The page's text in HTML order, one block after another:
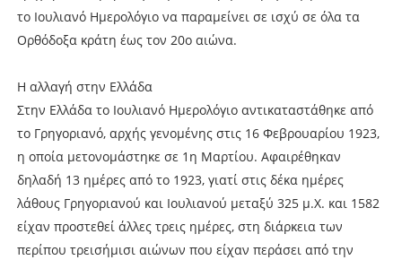
το Ιουλιανό Ημερολόγιο να παραμείνει σε ισχύ σε όλα τα
Ορθόδοξα κράτη έως τον 20ο αιώνα.
Η αλλαγή στην Ελλάδα
Στην Ελλάδα το Ιουλιανό Ημερολόγιο αντικαταστάθηκε από
το Γρηγοριανό, αρχής γενομένης στις 16 Φεβρουαρίου 1923,
η οποία μετονομάστηκε σε 1η Μαρτίου. Αφαιρέθηκαν
δηλαδή 13 ημέρες από το 1923, γιατί στις δέκα ημέρες
λάθους Γρηγοριανού και Ιουλιανού μεταξύ 325 μ.Χ. και 1582
είχαν προστεθεί άλλες τρεις ημέρες, στη διάρκεια των
περίπου τρεισήμισι αιώνων που είχαν περάσει από την